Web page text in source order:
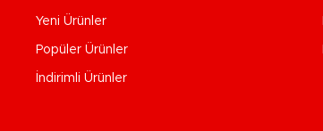
Yeni Ürünler
Popüler Ürünler
İndirimli Ürünler